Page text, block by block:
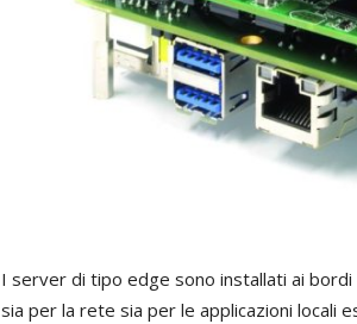
I server di tipo edge sono installati ai
sia per la rete sia per le applicazioni locali